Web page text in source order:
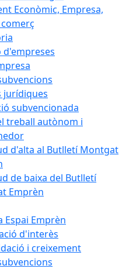
Econòmic, Empresa,
d'empreses
jurídiques
subvencionada
treball autònom i
d'alta al Butlletí Montgat
de baixa del Butlletí
Emprèn
Espai Emprèn
d'interès
i creixement